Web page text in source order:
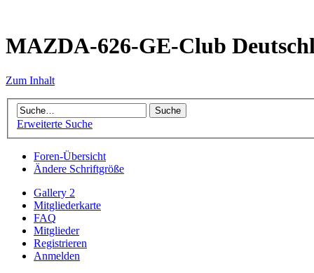
MAZDA-626-GE-Club
Zum Inhalt
Erweiterte Suche
Foren-Übersicht
Ändere Schriftgröße
Gallery 2
Mitgliederkarte
FAQ
Mitglieder
Registrieren
Anmelden